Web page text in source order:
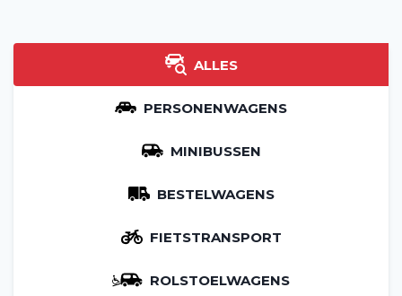
ALLES
PERSONENWAGENS
MINIBUSSEN
BESTELWAGENS
FIETSTRANSPORT
ROLSTOELWAGENS